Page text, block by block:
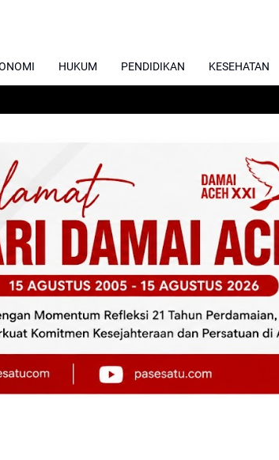
HUKUM PENDIDIKAN KESEHATAN